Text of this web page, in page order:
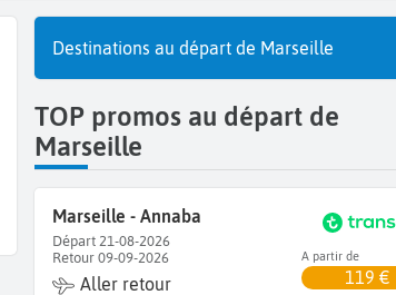
Destinations au départ de Marseille
TOP promos au départ de
Marseille
Marseille - Annaba
Départ 21-08-2026
Retour 09-09-2026
Aller retour
A partir de
119 €